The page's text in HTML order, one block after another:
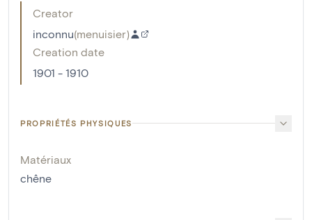
Creator
inconnu(menuisier)
Creation date
1901 - 1910
PROPRIÉTÉS PHYSIQUES
Matériaux
chêne